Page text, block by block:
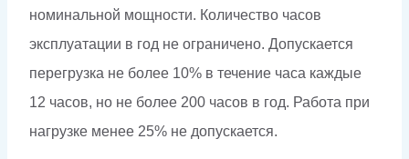
номинальной мощности. Количество часов
эксплуатации в год не ограничено. Допускается
перегрузка не более 10% в течение часа каждые
12 часов, но не более 200 часов в год. Работа при
нагрузке менее 25% не допускается.